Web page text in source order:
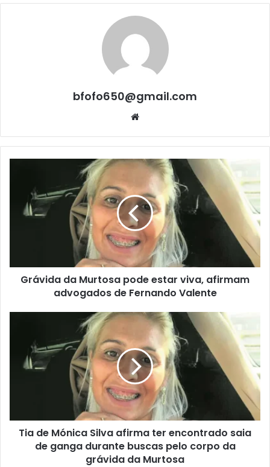
bfofo650@gmail.com
Website
Grávida da Murtosa pode estar viva, afirmam
advogados de Fernando Valente
Tia de Mónica Silva afirma ter encontrado saia
de ganga durante buscas pelo corpo da
grávida da Murtosa